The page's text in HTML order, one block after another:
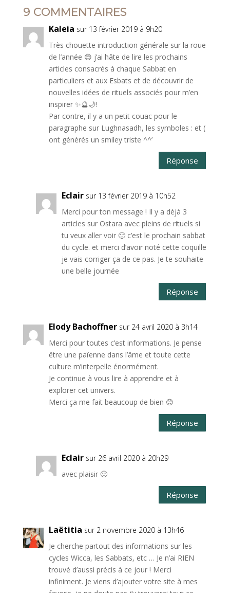
9 COMMENTAIRES
Kaleia sur 13 février 2019 à 9h20
Très chouette introduction générale sur la roue
de l’année 😊 j’ai hâte de lire les prochains
articles consacrés à chaque Sabbat en
particuliers et aux Esbats et de découvrir de
nouvelles idées de rituels associés pour m’en
inspirer ✨🔮🌙!
Par contre, il y a un petit couac pour le
paragraphe sur Lughnasadh, les symboles : et (
ont générés un smiley triste ^^’
Réponse
Eclair sur 13 février 2019 à 10h52
Merci pour ton message ! Il y a déjà 3
articles sur Ostara avec pleins de rituels si
tu veux aller voir 🙂 c’est le prochain sabbat
du cycle. et merci d’avoir noté cette coquille
je vais corriger ça de ce pas. Je te souhaite
une belle journée
Réponse
Elody Bachoffner sur 24 avril 2020 à 3h14
Merci pour toutes c’est informations. Je pense
être une païenne dans l’âme et toute cette
culture m’interpelle énormément.
Je continue à vous lire à apprendre et à
explorer cet univers.
Merci ça me fait beaucoup de bien 😊
Réponse
Eclair sur 26 avril 2020 à 20h29
avec plaisir 🙂
Réponse
Laëtitia sur 2 novembre 2020 à 13h46
Je cherche partout des informations sur les
cycles Wicca, les Sabbats, etc … Je n’ai RIEN
trouvé d’aussi précis à ce jour ! Merci
infiniment. Je viens d’ajouter votre site à mes